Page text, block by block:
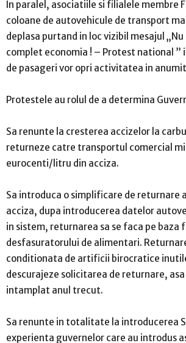
In paralel, asociatiile si filialele membre
coloane de autovehicule de transport
deplasa purtand in loc vizibil mesajul
complet economia ! – Protest national
de pasageri vor opri activitatea in
Protestele au rolul de a determina
Sa renunte la cresterea accizelor la
returneze catre transportul comercial
eurocenti/litru din acciza.
Sa introduca o simplificare de returnare
acciza, dupa introducerea datelor
in sistem, returnarea sa se faca pe baza
desfasuratorului de alimentari.
conditionata de artificii birocratice
descurajeze solicitarea de returnare,
intamplat anul trecut.
Sa renunte in totalitate la introducerea
experienta guvernelor care au introdus